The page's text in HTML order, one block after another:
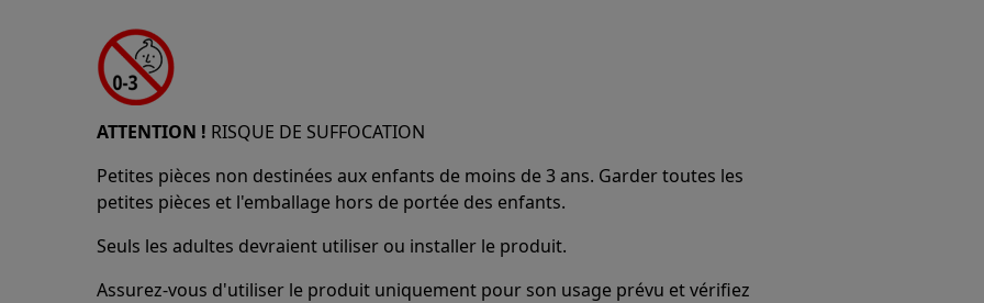
ATTENTION ! RISQUE DE SUFFOCATION
Petites pièces non destinées aux enfants de moins de 3 ans. Garder toutes les
petites pièces et l'emballage hors de portée des enfants.
Seuls les adultes devraient utiliser ou installer le produit.
Assurez-vous d'utiliser le produit uniquement pour son usage prévu et vérifiez